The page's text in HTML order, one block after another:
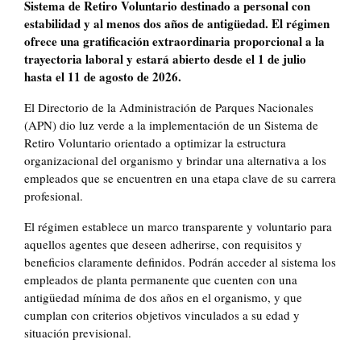
Sistema de Retiro Voluntario destinado a personal con
estabilidad y al menos dos años de antigüedad. El régimen
ofrece una gratificación extraordinaria proporcional a la
trayectoria laboral y estará abierto desde el 1 de julio
hasta el 11 de agosto de 2026.
El Directorio de la Administración de Parques Nacionales
(APN) dio luz verde a la implementación de un Sistema de
Retiro Voluntario orientado a optimizar la estructura
organizacional del organismo y brindar una alternativa a los
empleados que se encuentren en una etapa clave de su carrera
profesional.
El régimen establece un marco transparente y voluntario para
aquellos agentes que deseen adherirse, con requisitos y
beneficios claramente definidos. Podrán acceder al sistema los
empleados de planta permanente que cuenten con una
antigüedad mínima de dos años en el organismo, y que
cumplan con criterios objetivos vinculados a su edad y
situación previsional.